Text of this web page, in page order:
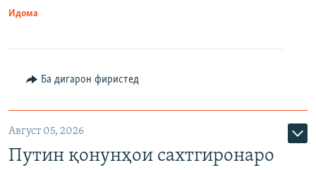
Идома
Ба дигарон фиристед
Август 05, 2026
Путин қонунҳои сахтгиронаро